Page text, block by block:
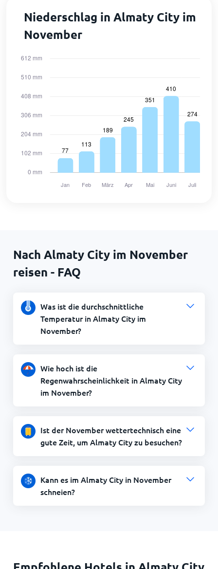
Niederschlag in Almaty City im
November
Nach Almaty City im November
reisen - FAQ
Was ist die durchschnittliche
Temperatur in Almaty City im
November?
Wie hoch ist die
Regenwahrscheinlichkeit in Almaty City
im November?
Ist der November wettertechnisch eine
gute Zeit, um Almaty City zu besuchen?
Kann es im Almaty City in November
schneien?